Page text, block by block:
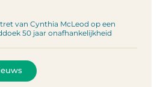
van Cynthia McLeod op een
50 jaar onafhankelijkheid